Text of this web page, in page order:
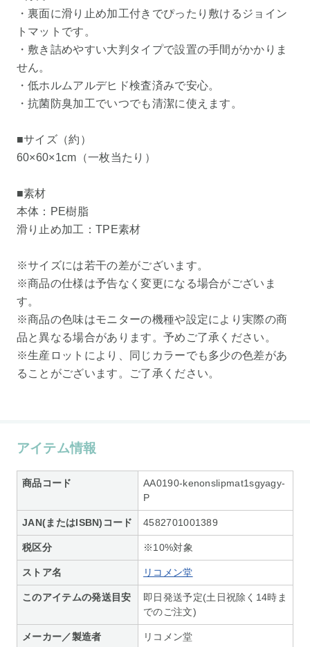
・裏面に滑り止め加工付きでぴったり敷けるジョイン
トマットです。
・敷き詰めやすい大判タイプで設置の手間がかかりま
せん。
・低ホルムアルデヒド検査済みで安心。
・抗菌防臭加工でいつでも清潔に使えます。
■サイズ（約）
60×60×1cm（一枚当たり）
■素材
本体：PE樹脂
滑り止め加工：TPE素材
※サイズには若干の差がございます。
※商品の仕様は予告なく変更になる場合がございま
す。
※商品の色味はモニターの機種や設定により実際の商
品と異なる場合があります。予めご了承ください。
※生産ロットにより、同じカラーでも多少の色差があ
ることがございます。ご了承ください。
アイテム情報
商品コード
AA0190-kenonslipmat1sgyagy-
P
JAN(またはISBN)コード 4582701001389
税区分 ※10%対象
ストア名 リコメン堂
このアイテムの発送目安
即日発送予定(土日祝除く14時ま
でのご注文)
メーカー／製造者 リコメン堂